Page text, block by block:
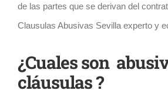
de las partes que se derivan del
Clausulas Abusivas Sevilla experto y
¿Cuales son
cláusulas ?